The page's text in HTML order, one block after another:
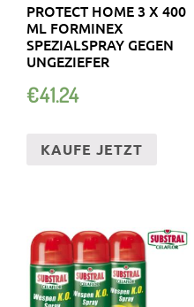
PROTECT HOME 3 X 400
ML FORMINEX
SPEZIALSPRAY GEGEN
UNGEZIEFER
€41.24
KAUFE JETZT